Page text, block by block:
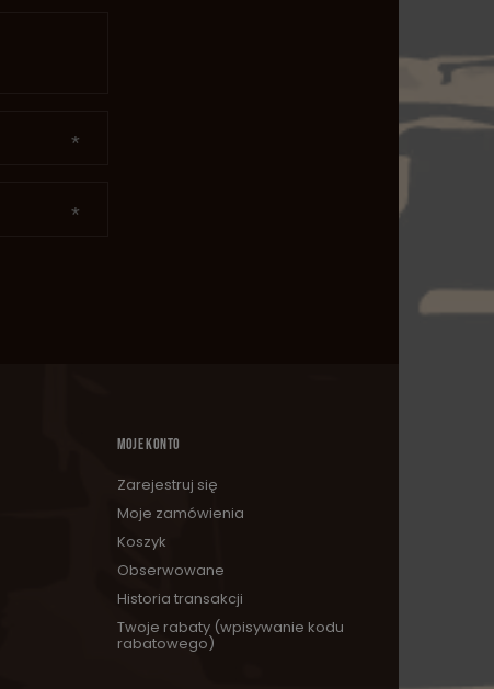
MOJE KONTO
Zarejestruj się
Moje zamówienia
Koszyk
Obserwowane
Historia transakcji
Twoje rabaty (wpisywanie kodu
rabatowego)